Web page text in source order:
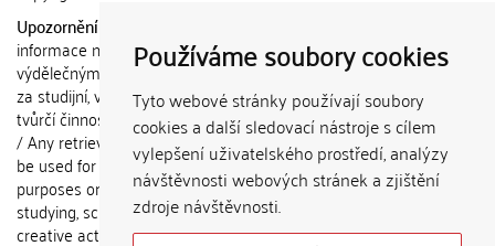
Používáme soubory cookies
Tyto webové stránky používají soubory
cookies a další sledovací nástroje s cílem
vylepšení uživatelského prostředí, analýzy
návštěvnosti webových stránek a zjištění
zdroje návštěvnosti.
Upozornění / Notice:
informace nemohou být použity k
výdělečným účelům nebo vydávány
za studijní, vědeckou nebo jinou
tvůrčí činnost jiné osoby než autora.
/ Any retrieved information shall not
be used for any commercial
purposes or claimed as results of
studying, scientific or any other
creative activities of any person